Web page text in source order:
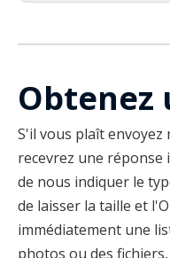
Obtenez
S'il vous plaît envoyez
recevrez une
de nous indiquer le
de laisser la taille et
immédiatement une
photos ou des